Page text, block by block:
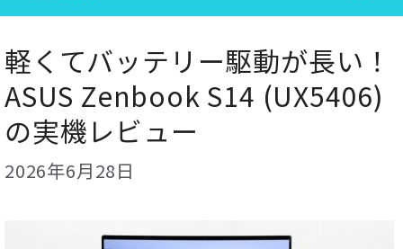
ツ
へ
ス
キ
ッ
プ
軽くてバッテリー駆動が長い！
ASUS Zenbook S14 (UX5406)
の実機レビュー
2026年6月28日